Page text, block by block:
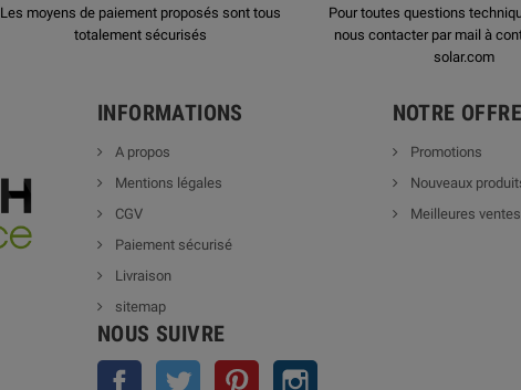
Les moyens de paiement proposés sont tous
totalement sécurisés
Pour toutes questions
nous contacter par mail à
solar.com
INFORMATIONS
A propos
Mentions légales
CGV
Paiement sécurisé
Livraison
sitemap
NOTRE OFFRE
Promotions
Nouveaux
Meilleures ventes
NOUS SUIVRE
Facebook Twitter Pinterest